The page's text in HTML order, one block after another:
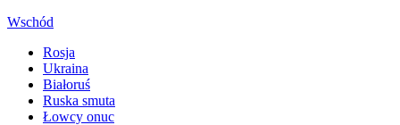
Wschód
Rosja
Ukraina
Białoruś
Ruska smuta
Łowcy onuc